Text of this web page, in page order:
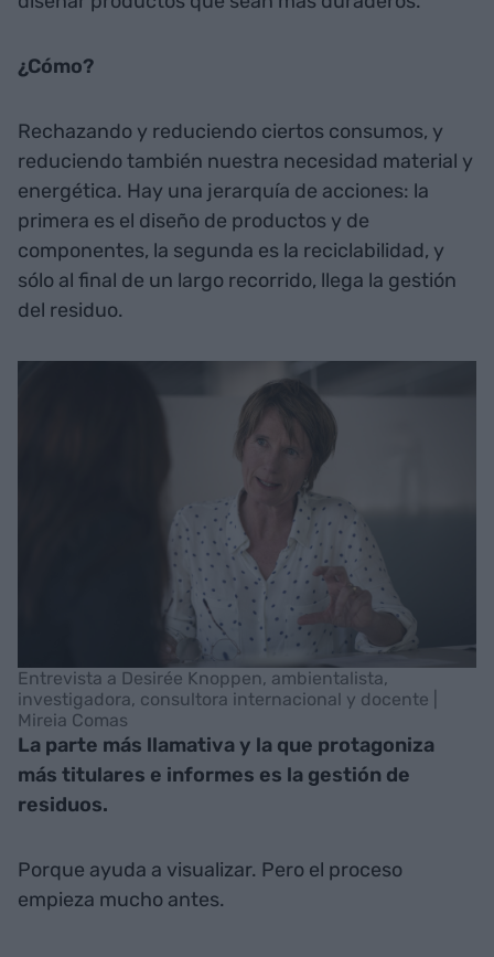
¿Cómo?
Rechazando y reduciendo ciertos consumos, y
reduciendo también nuestra necesidad material y
energética. Hay una jerarquía de acciones: la
primera es el diseño de productos y de
componentes, la segunda es la reciclabilidad, y
sólo al final de un largo recorrido, llega la gestión
del residuo.
Entrevista a Desirée Knoppen, ambientalista,
investigadora, consultora internacional y docente |
Mireia Comas
La parte más llamativa y la que protagoniza
más titulares e informes es la gestión de
residuos.
Porque ayuda a visualizar. Pero el proceso
empieza mucho antes.